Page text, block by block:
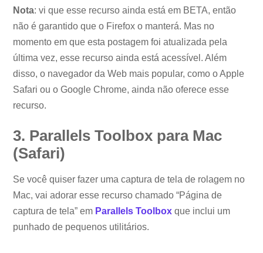
Nota: vi que esse recurso ainda está em BETA, então
não é garantido que o Firefox o manterá. Mas no
momento em que esta postagem foi atualizada pela
última vez, esse recurso ainda está acessível. Além
disso, o navegador da Web mais popular, como o Apple
Safari ou o Google Chrome, ainda não oferece esse
recurso.
3. Parallels Toolbox para Mac
(Safari)
Se você quiser fazer uma captura de tela de rolagem no
Mac, vai adorar esse recurso chamado “Página de
captura de tela” em Parallels Toolbox que inclui um
punhado de pequenos utilitários.